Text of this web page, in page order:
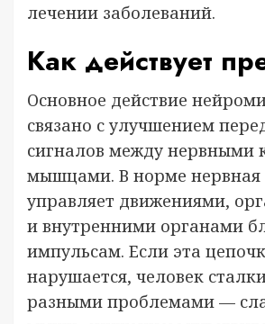
лечении заболеваний.
Как действует
Основное действие
связано с улучшением
сигналов между нервными
мышцами. В норме нервная
управляет движениями,
и внутренними органами
импульсам. Если эта
нарушается, человек
разными проблемами —